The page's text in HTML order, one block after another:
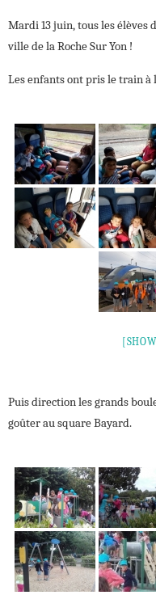
Mardi 13 juin, tous les élèves
ville de la Roche Sur Yon !
Les enfants ont pris le train à
Puis direction les grands
goûter au square Bayard.